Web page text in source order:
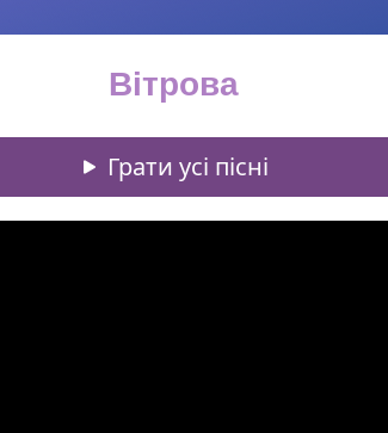
Вітрова
Грати усі пісні